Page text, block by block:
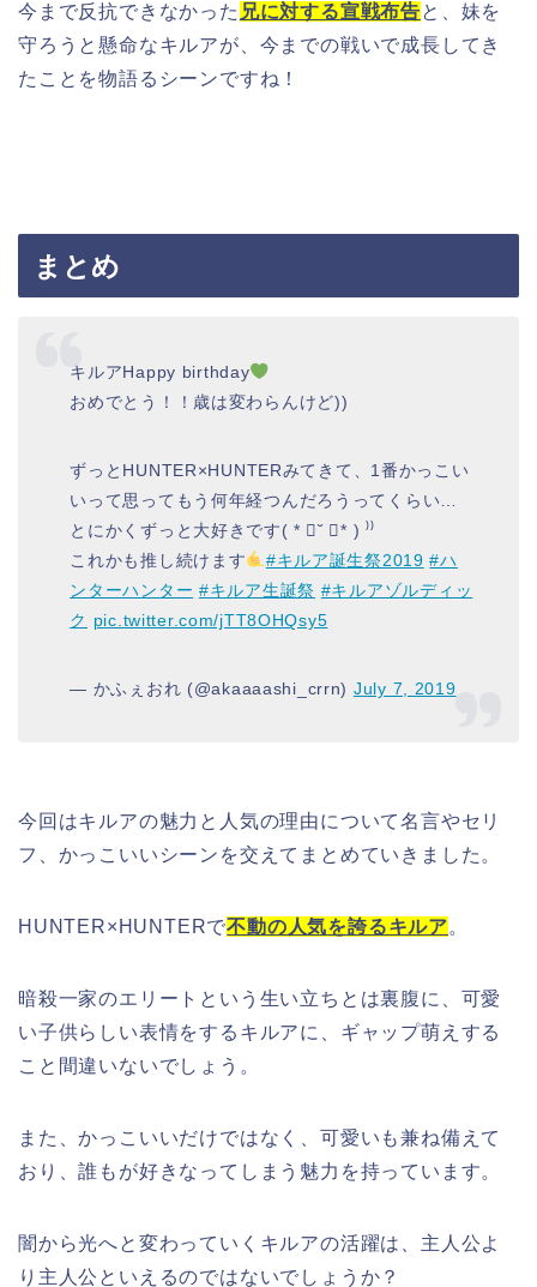
今まで反抗できなかった 兄に対する宣戦布告と、妹を
守ろうと懸命なキルアが、今までの戦いで成長してき
たことを物語るシーンですね！
まとめ
キルアHappy birthday
おめでとう！！歳は変わらんけど))
ずっとHUNTER×HUNTERみてきて、1番かっこい
いって思ってもう何年経つんだろうってくらい…
とにかくずっと大好きです( * ॑˘ ॑* ) ⁾⁾
これかも推し続けます
#キルア誕生祭2019 #ハ
ンターハンター #キルア生誕祭 #キルアゾルディッ
ク pic.twitter.com/jTT8OHQsy5
— かふぇおれ (@akaaaashi_crrn) July 7, 2019
今回はキルアの魅力と人気の理由について名言やセリ
フ、かっこいいシーンを交えてまとめていきました。
HUNTER×HUNTERで不動の人気を誇るキルア。
暗殺一家のエリートという生い立ちとは裏腹に、可愛
い子供らしい表情をするキルアに、ギャップ萌えする
こと間違いないでしょう。
また、かっこいいだけではなく、可愛いも兼ね備えて
おり、誰もが好きなってしまう魅力を持っています。
闇から光へと変わっていくキルアの活躍は、主人公よ
り主人公といえるのではないでしょうか？